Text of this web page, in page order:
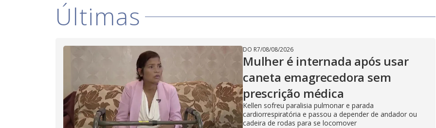
Últimas
DO R7/08/08/2026
Mulher é internada após usar
caneta emagrecedora sem
prescrição médica
Kellen sofreu paralisia pulmonar e parada
cardiorrespiratória e passou a depender de andador ou
cadeira de rodas para se locomover